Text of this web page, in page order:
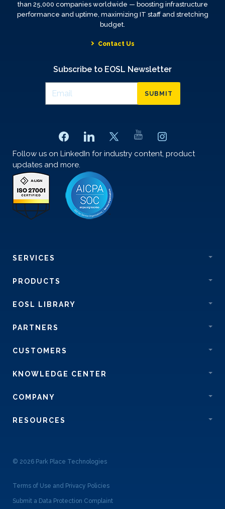
than 25,000 companies worldwide — boosting infrastructure
performance and uptime, maximizing IT staff and stretching
budget.
Contact Us
Subscribe to EOSL Newsletter
SUBMIT
Follow us on LinkedIn for industry content, product
updates and more.
SERVICES
PRODUCTS
EOSL LIBRARY
PARTNERS
CUSTOMERS
KNOWLEDGE CENTER
COMPANY
RESOURCES
© 2026 Park Place Technologies
Terms of Use and Privacy Policies
Submit a Data Protection Complaint